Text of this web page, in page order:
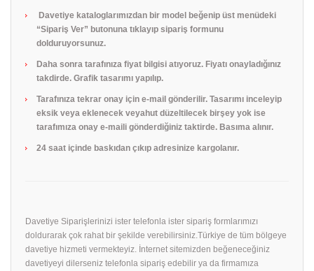
Davetiye kataloglarımızdan bir model beğenip üst menüdeki
“Sipariş Ver” butonuna tıklayıp sipariş formunu
dolduruyorsunuz.
Daha sonra tarafınıza fiyat bilgisi atıyoruz. Fiyatı onayladığınız
takdirde. Grafik tasarımı yapılıp.
Tarafınıza tekrar onay için e-mail gönderilir. Tasarımı inceleyip
eksik veya eklenecek veyahut düzeltilecek birşey yok ise
tarafımıza onay e-maili gönderdiğiniz taktirde. Basıma alınır.
24 saat içinde baskıdan çıkıp adresinize kargolanır.
Davetiye Siparişlerinizi ister telefonla ister sipariş formlarımızı
doldurarak çok rahat bir şekilde verebilirsiniz.Türkiye de tüm bölgeye
davetiye hizmeti vermekteyiz. İnternet sitemizden beğeneceğiniz
davetiyeyi dilerseniz telefonla sipariş edebilir ya da firmamıza